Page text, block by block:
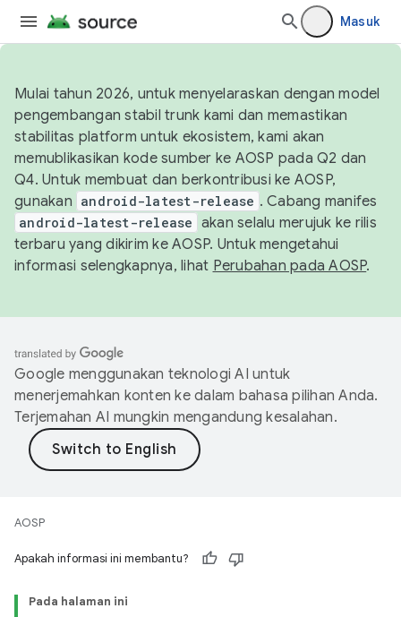
Masuk
Mulai tahun 2026, untuk menyelaraskan dengan model
pengembangan stabil trunk kami dan memastikan
stabilitas platform untuk ekosistem, kami akan
memublikasikan kode sumber ke AOSP pada Q2 dan
Q4. Untuk membuat dan berkontribusi ke AOSP,
gunakan android-latest-release . Cabang manifes
android-latest-release akan selalu merujuk ke rilis
terbaru yang dikirim ke AOSP. Untuk mengetahui
informasi selengkapnya, lihat Perubahan pada AOSP.
Google menggunakan teknologi AI untuk
menerjemahkan konten ke dalam bahasa pilihan Anda.
Terjemahan AI mungkin mengandung kesalahan.
AOSP
Apakah informasi ini membantu?
Pada halaman ini